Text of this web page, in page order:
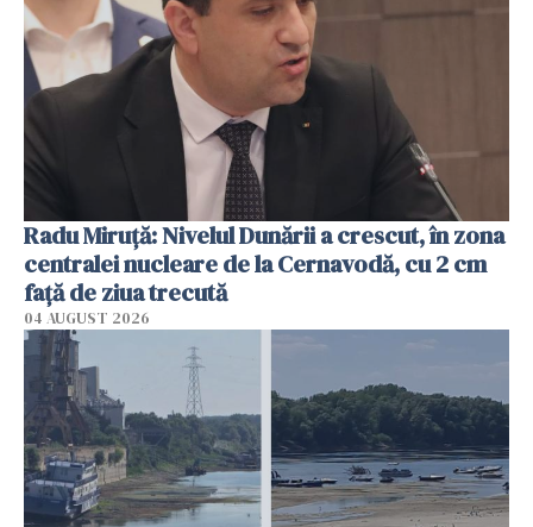
Radu Miruţă: Nivelul Dunării a crescut, în zona
centralei nucleare de la Cernavodă, cu 2 cm
faţă de ziua trecută
04 AUGUST 2026